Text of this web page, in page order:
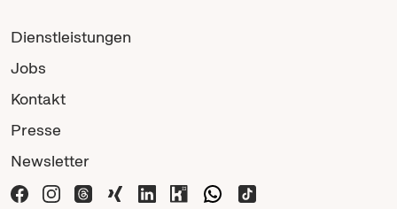
Dienstleistungen
Jobs
Kontakt
Presse
Newsletter